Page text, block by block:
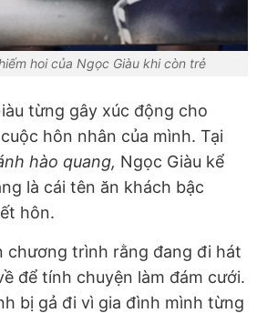
hoi của Ngọc Giàu khi còn trẻ
từng gây xúc động cho
hôn nhân của mình. Tại
hào quang, Ngọc Giàu kể
là cái tên ăn khách bậc
hôn.
chương trình rằng đang đi hát
để tính chuyện làm đám cưới.
bị gả đi vì gia đình mình từng